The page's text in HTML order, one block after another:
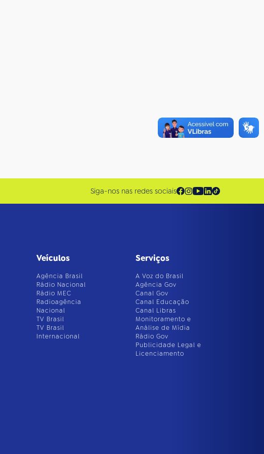
Siga-nos nas redes sociais
Veículos
Agência Brasil
Rádio Nacional
Rádio MEC
Radioagência
Nacional
TV Brasil
TV Brasil
Internacional
Serviços
A Voz do Brasil
Agência Gov
Canal Gov
Canal Educação
Canal Libras
Monitoramento e
Análise de Mídia
Rádio Gov
Publicidade Legal e
Licenciamento